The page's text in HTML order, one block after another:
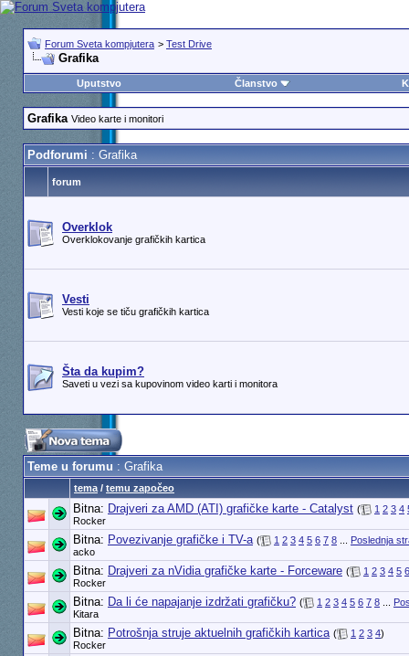
Forum Sveta kompjutera > Test Drive
Grafika
Uputstvo Članstvo
Grafika Video karte i monitori
Podforumi : Grafika
forum
Overklok
Overklokovanje grafičkih kartica
Vesti
Vesti koje se tiču grafičkih kartica
Šta da kupim?
Saveti u vezi sa kupovinom video karti i monitora
Teme u forumu: Grafika
tema/ temu započeo
Bitna: Drajveri za AMD (ATI) grafičke karte - Catalyst ( 1 2 3 4
Rocker
Bitna: Povezivanje grafičke i TV-a ( 1 2 3 4 5 6 7 8... Poslednja
acko
Bitna: Drajveri za nVidia grafičke karte - Forceware ( 1 2 3 4 5 6
Rocker
Bitna: Da li će napajanje izdržati grafičku? ( 1 2 3 4 5 6 7 8...
Kitara
Bitna: Potrošnja struje aktuelnih grafičkih kartica ( 1 2 3 4)
Rocker